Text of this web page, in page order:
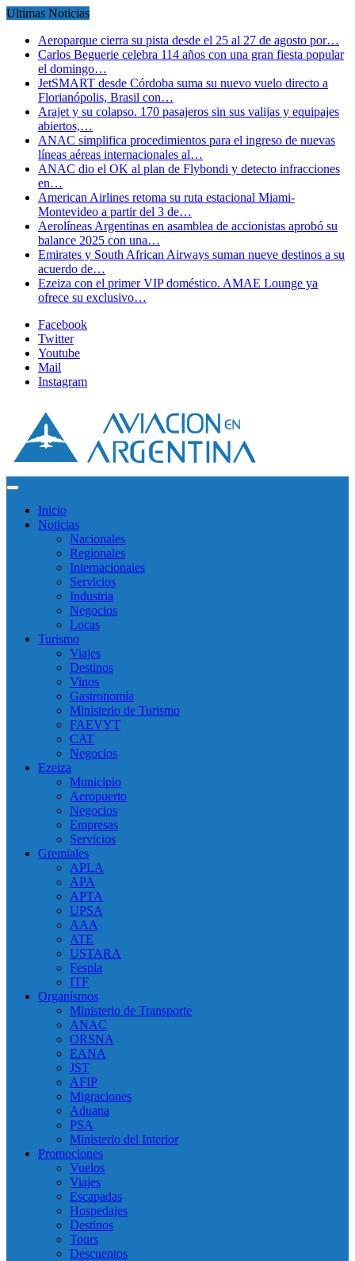
Ultimas Noticias
Aeroparque cierra su pista desde el 25 al 27 de agosto por…
Carlos Beguerie celebra 114 años con una gran fiesta popular
el domingo…
JetSMART desde Córdoba suma su nuevo vuelo directo a
Florianópolis, Brasil con…
Arajet y su colapso. 170 pasajeros sin sus valijas y equipajes
abiertos,…
ANAC simplifica procedimientos para el ingreso de nuevas
líneas aéreas internacionales al…
ANAC dio el OK al plan de Flybondi y detecto infracciones
en…
American Airlines retoma su ruta estacional Miami-
Montevideo a partir del 3 de…
Aerolíneas Argentinas en asamblea de accionistas aprobó su
balance 2025 con una…
Emirates y South African Airways suman nueve destinos a su
acuerdo de…
Ezeiza con el primer VIP doméstico. AMAE Lounge ya
ofrece su exclusivo…
Facebook
Twitter
Youtube
Mail
Instagram
Inicio
Noticias
Nacionales
Regionales
Internacionales
Servicios
Industria
Negocios
Locas
Turismo
Viajes
Destinos
Vinos
Gastronomía
Ministerio de Turismo
FAEVYT
CAT
Negocios
Ezeiza
Municipio
Aeropuerto
Negocios
Empresas
Servicios
Gremiales
APLA
APA
APTA
UPSA
AAA
ATE
USTARA
Fespla
ITF
Organísmos
Ministerio de Transporte
ANAC
ORSNA
EANA
JST
AFIP
Migraciones
Aduana
PSA
Ministerio del Interior
Promociones
Vuelos
Viajes
Escapadas
Hospedajes
Destinos
Tours
Descuentos